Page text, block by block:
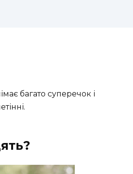
багато суперечок і